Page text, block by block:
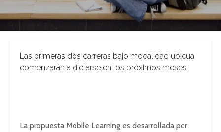
Las primeras dos carreras bajo modalidad ubicua
comenzarán a dictarse en los próximos meses.
La propuesta Mobile Learning es desarrollada por